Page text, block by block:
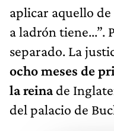
aplicar aquello
a ladrón tiene...”.
separado. La
ocho meses de
la reinade
del palacio de